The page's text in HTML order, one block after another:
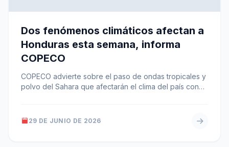
Dos fenómenos climáticos afectan a
Honduras esta semana, informa
COPECO
COPECO advierte sobre el paso de ondas tropicales y
polvo del Sahara que afectarán el clima del país con
29 DE JUNIO DE 2026